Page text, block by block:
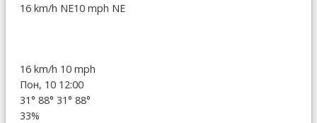
16 km/h NE10 mph NE
16 km/h 10 mph
Пон, 10 12:00
31° 88° 31° 88°
33%